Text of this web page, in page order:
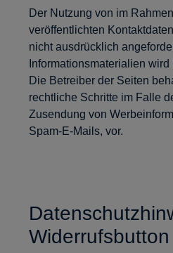
Der Nutzung von im
veröffentlichten
nicht ausdrücklich
Informationsmaterialien
Die Betreiber der Seiten
rechtliche Schritte im Falle
Zusendung von
Spam-E-Mails, vor.
Widerrufsbutton